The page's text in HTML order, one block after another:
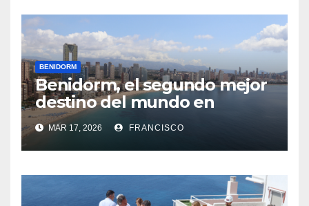
BENIDORM
Benidorm, el segundo mejor
destino del mundo en
recuperarse de la pandemia
MAR 17, 2026 FRANCISCO